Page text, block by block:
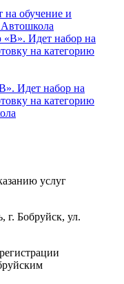
на обучение и
Идет набор на
на категорию
услуг
г. Бобруйск, ул.